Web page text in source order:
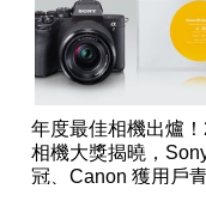
年度最佳相機出爐
相機大獎揭曉，
冠、Canon 獲用戶